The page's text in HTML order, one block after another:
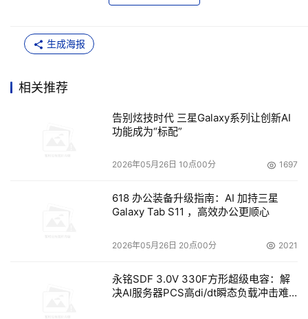
务器规模（处理能力）相关性较小。
2.容量规划
另一个引起过度供应的原因在于容量规划是一门模糊学
科。客户试着去预测未来的用量，在很多情况下，没有关于
负载需求的真实信息。即使在有真实数据的情况下，新服务
载的增长。结果就是业务部门通常过高估计需求，以求安
另一个过高估计资源需求的原因在于估计不足产生的影
生成海报
相关推荐
告别炫技时代 三星Galaxy系列让创新AI
功能成为“标配”
2026年05月26日 10点00分 1697
618 办公装备升级指南：AI 加持三星
Galaxy Tab S11 ，高效办公更顺心
2026年05月26日 20点00分 2021
永铭SDF 3.0V 330F方形超级电容：解
决AI服务器PCS高di/dt瞬态负载冲击难